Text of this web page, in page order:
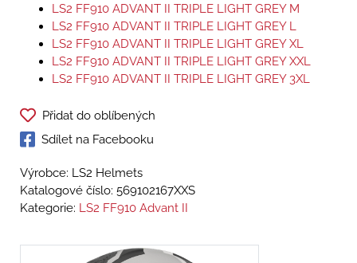
LS2 FF910 ADVANT II TRIPLE LIGHT GREY M
LS2 FF910 ADVANT II TRIPLE LIGHT GREY L
LS2 FF910 ADVANT II TRIPLE LIGHT GREY XL
LS2 FF910 ADVANT II TRIPLE LIGHT GREY XXL
LS2 FF910 ADVANT II TRIPLE LIGHT GREY 3XL
Přidat do oblíbených
Sdílet na Facebooku
Výrobce: LS2 Helmets
Katalogové číslo: 569102167XXS
Kategorie: LS2 FF910 Advant II